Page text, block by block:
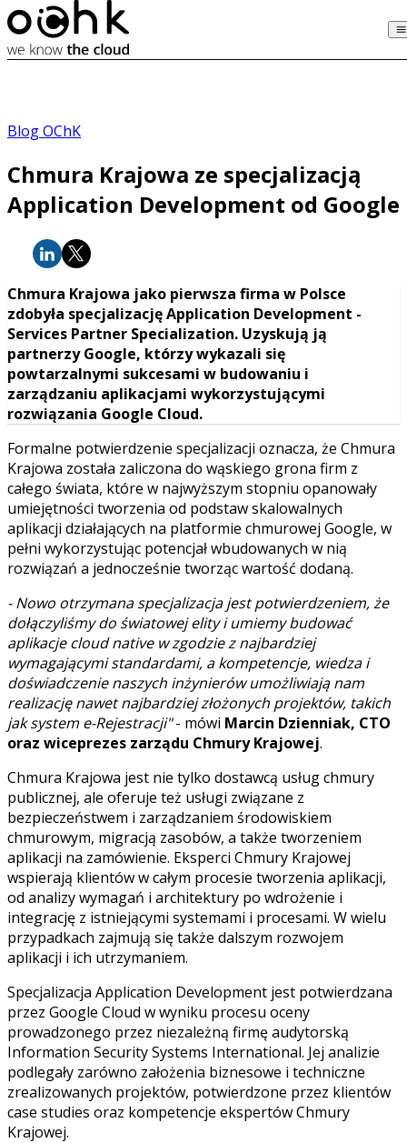
Blog OChK
Chmura Krajowa ze specjalizacją
Application Development od Google
Chmura Krajowa jako pierwsza firma w Polsce
zdobyła specjalizację Application Development -
Services Partner Specialization. Uzyskują ją
partnerzy Google, którzy wykazali się
powtarzalnymi sukcesami w budowaniu i
zarządzaniu aplikacjami wykorzystującymi
rozwiązania Google Cloud.
Formalne potwierdzenie specjalizacji oznacza, że Chmura
Krajowa została zaliczona do wąskiego grona firm z
całego świata, które w najwyższym stopniu opanowały
umiejętności tworzenia od podstaw skalowalnych
aplikacji działających na platformie chmurowej Google, w
pełni wykorzystując potencjał wbudowanych w nią
rozwiązań a jednocześnie tworząc wartość dodaną.
- Nowo otrzymana specjalizacja jest potwierdzeniem, że
dołączyliśmy do światowej elity i umiemy budować
aplikacje cloud native w zgodzie z najbardziej
wymagającymi standardami, a kompetencje, wiedza i
doświadczenie naszych inżynierów umożliwiają nam
realizację nawet najbardziej złożonych projektów, takich
jak system e-Rejestracji"- mówi Marcin Dzienniak, CTO
oraz wiceprezes zarządu Chmury Krajowej.
Chmura Krajowa jest nie tylko dostawcą usług chmury
publicznej, ale oferuje też usługi związane z
bezpieczeństwem i zarządzaniem środowiskiem
chmurowym, migracją zasobów, a także tworzeniem
aplikacji na zamówienie. Eksperci Chmury Krajowej
wspierają klientów w całym procesie tworzenia aplikacji,
od analizy wymagań i architektury po wdrożenie i
integrację z istniejącymi systemami i procesami. W wielu
przypadkach zajmują się także dalszym rozwojem
aplikacji i ich utrzymaniem.
Specjalizacja Application Development jest potwierdzana
przez Google Cloud w wyniku procesu oceny
prowadzonego przez niezależną firmę audytorską
Information Security Systems International. Jej analizie
podlegały zarówno założenia biznesowe i techniczne
zrealizowanych projektów, potwierdzone przez klientów
case studies oraz kompetencje ekspertów Chmury
Krajowej.